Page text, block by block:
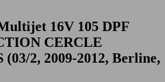
16V 105 DPF
CERCLE
2, 2009-2012, Berline,